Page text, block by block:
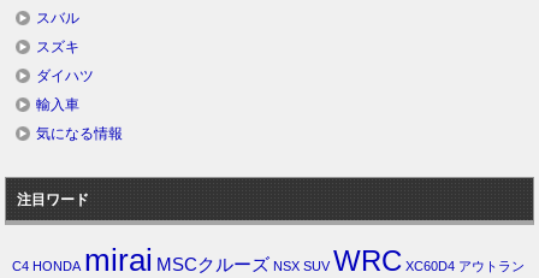
スバル
スズキ
ダイハツ
輸入車
気になる情報
注目ワード
C4 HONDA mirai MSCクルーズ NSX SUV WRC XC60D4 アウトラン